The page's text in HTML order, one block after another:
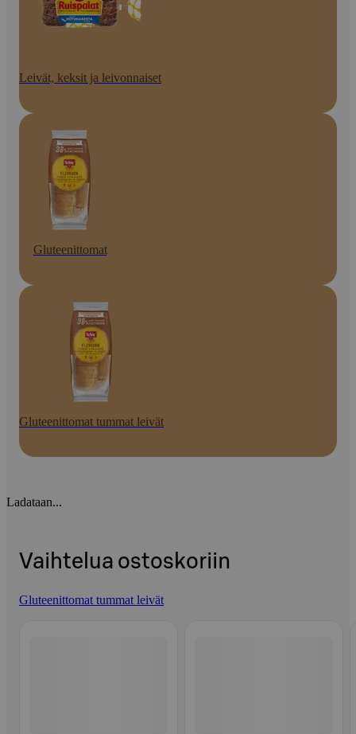
Leivät, keksit ja leivonnaiset
Gluteenittomat
Gluteenittomat tummat leivät
Ladataan...
Vaihtelua ostoskoriin
Gluteenittomat tummat leivät